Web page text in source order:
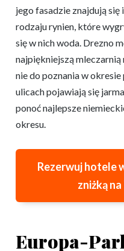
jego fasadzie znajdują
rodzaju rynien, które
się w nich woda. Drezno
najpiękniejszą
nie do poznania w
ulicach pojawiają się
ponoć najlepsze
okresu.
Rezerwuj hotele
zniżką
Europa-